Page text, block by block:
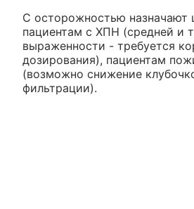
С осторожностью назначают
пациентам с ХПН (средней и
выраженности - требуется
дозирования), пациентам
(возможно снижение
фильтрации).